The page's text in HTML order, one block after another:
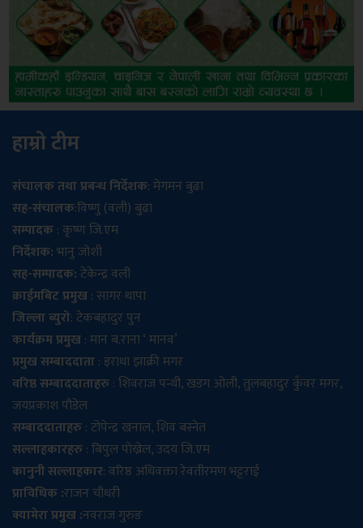
हाम्रो टीम
संचालक तथा प्रबन्ध निर्देशक: मेगमन बुढा
सह-संचालक:विष्णु (वली) बुढा
सम्पादक: कृष्ण जि.एम
निर्देशक:भानु जोशी
सह-सम्पादक:टेकेन्द्र वली
क्राईमबिट प्रमुख: सागर थापा
जिल्ला ब्युरो: टेकबहादुर पुन
कार्यक्रम प्रमुख: मान ब.राना ‘ मानव’
प्रमुख सम्बाददाता: इराधा झाक्री मगर
वरिष्ठ सम्बाददाताहरु: शिवराज पन्थी, खडग ओली, तुलबहादुर कुँवर मगर,
जयप्रकाश पौडेल
सम्बाददाताहरु: टोपेन्द्र खनाल, शिव बस्नेत
सल्लाहकारहरु: बिपुल पोख्रेल, उदय जि.एम
कानुनी सल्लाहकार: वरिष्ठ अधिवक्ता रेवतीरमण भट्टराई
प्राविधिक :राजन चौधरी
क्यामेरा प्रमुख :नवराज गुरुङ